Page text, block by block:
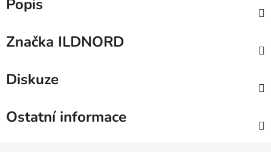
Popis
Značka ILDNORD
Diskuze
Ostatní informace